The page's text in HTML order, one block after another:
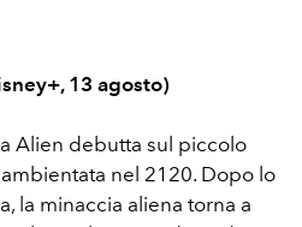
13 agosto)
Alien debutta sul piccolo
nel 2120. Dopo lo
la minaccia aliena torna a